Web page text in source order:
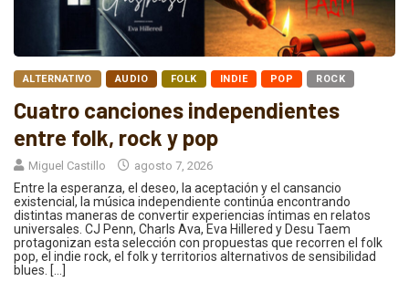
ALTERNATIVO AUDIO FOLK INDIE POP ROCK
Cuatro canciones independientes
entre folk, rock y pop
Miguel Castillo agosto 7, 2026
Entre la esperanza, el deseo, la aceptación y el cansancio
existencial, la música independiente continúa encontrando
distintas maneras de convertir experiencias íntimas en relatos
universales. CJ Penn, Charls Ava, Eva Hillered y Desu Taem
protagonizan esta selección con propuestas que recorren el folk
pop, el indie rock, el folk y territorios alternativos de sensibilidad
blues. […]